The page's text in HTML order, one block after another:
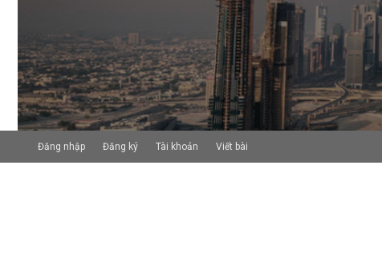
Đăng nhập Đăng ký Tài khoản Viết bài